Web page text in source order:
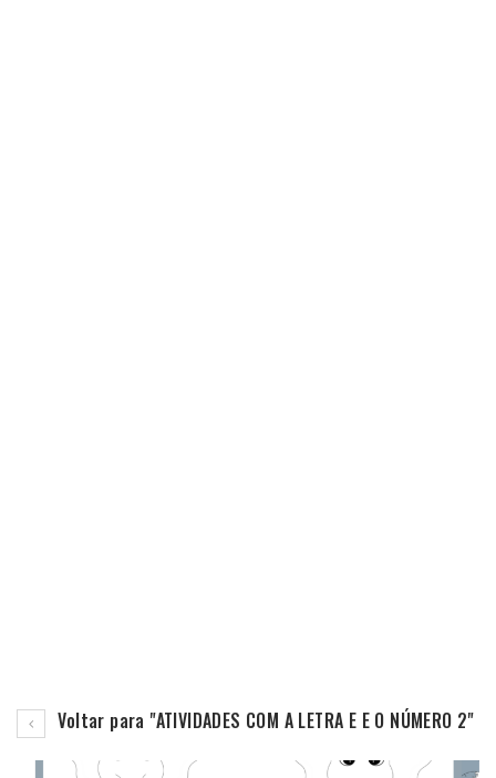
Voltar para "ATIVIDADES COM A LETRA E E O NÚMERO 2"